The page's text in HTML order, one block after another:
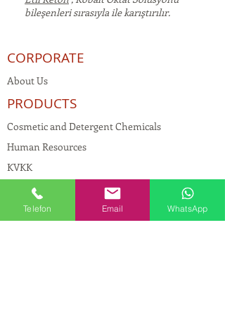
bileşenleri sırasıyla ile karıştırılır.
CORPORATE
About Us
PRODUCTS
Cosmetic and Detergent Chemicals
Human Resources
KVKK
Quality Policy
Textile Chemicals
Telefon Email WhatsApp